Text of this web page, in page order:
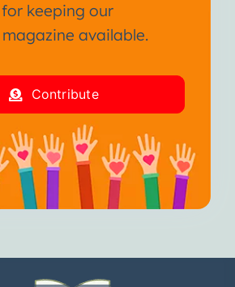
keeping our
available.
Contribute